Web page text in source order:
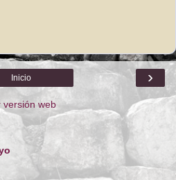
›
Inicio
versión web